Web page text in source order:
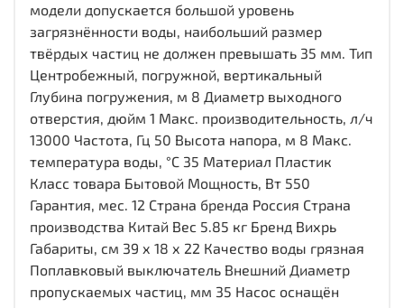
модели допускается большой уровень
загрязнённости воды, наибольший размер
твёрдых частиц не должен превышать 35 мм. Тип
Центробежный, погружной, вертикальный
Глубина погружения, м 8 Диаметр выходного
отверстия, дюйм 1 Макс. производительность, л/ч
13000 Частота, Гц 50 Высота напора, м 8 Макс.
температура воды, °C 35 Материал Пластик
Класс товара Бытовой Мощность, Вт 550
Гарантия, мес. 12 Страна бренда Россия Страна
производства Китай Вес 5.85 кг Бренд Вихрь
Габариты, см 39 х 18 х 22 Качество воды грязная
Поплавковый выключатель Внешний Диаметр
пропускаемых частиц, мм 35 Насос оснащён